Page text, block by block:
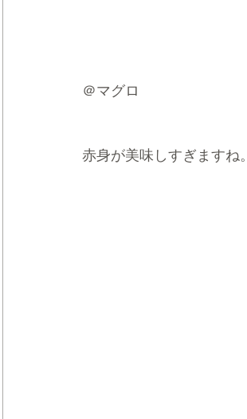
＠マグロ
赤身が美味しすぎますね。